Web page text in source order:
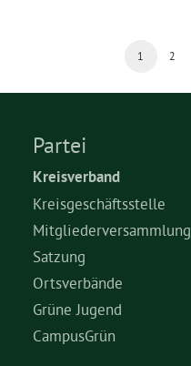
1 2
Partei
Kreisverband
Kreisgeschäftsstelle
Mitgliederversammlung
Satzung
Ortsverbände
Grüne Jugend
CampusGrün